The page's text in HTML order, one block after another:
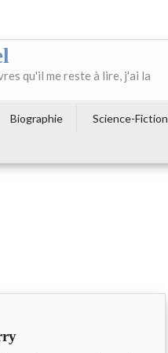
qu'il me reste à lire, j'ai la
Biographie Science-Fiction